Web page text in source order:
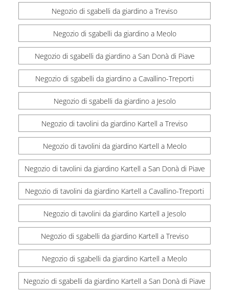
Negozio di sgabelli da giardino a Treviso
Negozio di sgabelli da giardino a Meolo
Negozio di sgabelli da giardino a San Donà di Piave
Negozio di sgabelli da giardino a Cavallino-Treporti
Negozio di sgabelli da giardino a Jesolo
Negozio di tavolini da giardino Kartell a Treviso
Negozio di tavolini da giardino Kartell a Meolo
Negozio di tavolini da giardino Kartell a San Donà di Piave
Negozio di tavolini da giardino Kartell a Cavallino-Treporti
Negozio di tavolini da giardino Kartell a Jesolo
Negozio di sgabelli da giardino Kartell a Treviso
Negozio di sgabelli da giardino Kartell a Meolo
Negozio di sgabelli da giardino Kartell a San Donà di Piave